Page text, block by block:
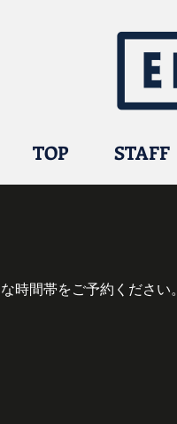
TOP STAFF
時間帯をご予約ください。